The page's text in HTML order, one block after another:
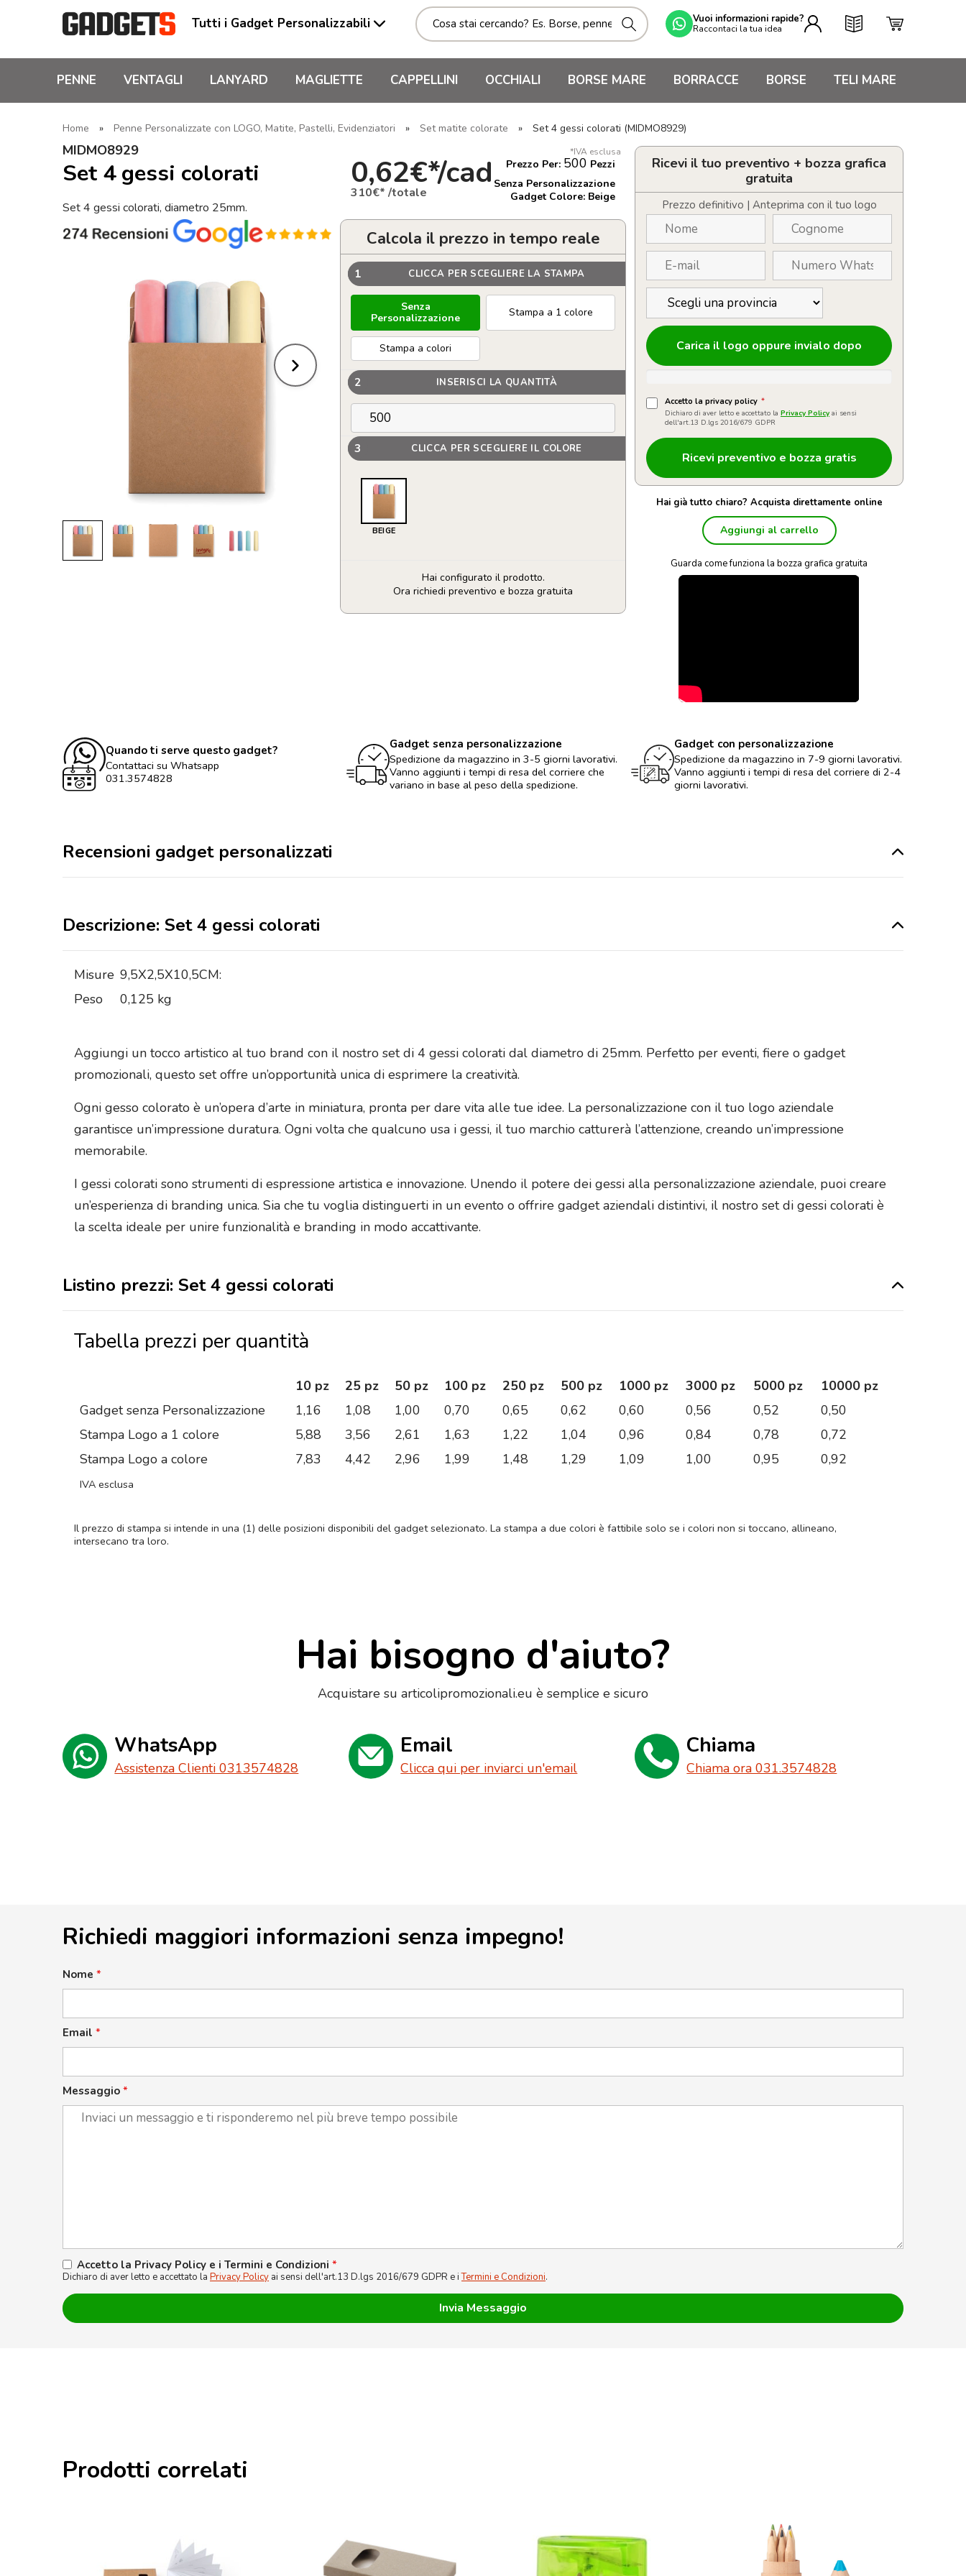
Tutti i Gadget Personalizzabili Vuoi informazioni rapide?
Raccontaci la tua idea
PENNE VENTAGLI LANYARD MAGLIETTE CAPPELLINI OCCHIALI BORSE MARE BORRACCE BORSE TELI MARE
Home » Penne Personalizzate con LOGO, Matite, Pastelli, Evidenziatori » Set matite colorate » Set 4 gessi colorati (MIDMO8929)
MIDMO8929
Set 4 gessi colorati
Set 4 gessi colorati, diametro 25mm.
*IVA esclusa
0,62€*/cad
310€* /totale
Prezzo Per: 500 Pezzi
Senza Personalizzazione
Gadget Colore: Beige
Calcola il prezzo in tempo reale
1 CLICCA PER SCEGLIERE LA STAMPA
Senza
Personalizzazione
Stampa a 1 colore
Stampa a colori
2 INSERISCI LA QUANTITÀ
3 CLICCA PER SCEGLIERE IL COLORE
BEIGE
Hai configurato il prodotto.
Ora richiedi preventivo e bozza gratuita
Set
Ricevi il tuo preventivo + bozza grafica
gratuita
Prezzo definitivo | Anteprima con il tuo logo
Carica il logo oppure invialo dopo
Accetto la privacy policy *
Dichiaro di aver letto e accettato la Privacy Policy ai sensi
dell'art.13 D.lgs 2016/679 GDPR
Hai già tutto chiaro? Acquista direttamente online
Aggiungi al carrello
Guarda come funziona la bozza grafica gratuita
Quando ti serve questo gadget?
Contattaci su Whatsapp
031.3574828
Gadget senza personalizzazione
Spedizione da magazzino in 3-5 giorni lavorativi.
Vanno aggiunti i tempi di resa del corriere che
variano in base al peso della spedizione.
Gadget con personalizzazione
Spedizione da magazzino in 7-9 giorni lavorativi.
Vanno aggiunti i tempi di resa del corriere di 2-4
giorni lavorativi.
Recensioni gadget personalizzati
Descrizione: Set 4 gessi colorati
Misure 9,5X2,5X10,5CM:
Peso
0,125 kg
Aggiungi un tocco artistico al tuo brand con il nostro set di 4 gessi colorati dal diametro di 25mm. Perfetto per eventi, fiere o gadget
promozionali, questo set offre un’opportunità unica di esprimere la creatività.
Ogni gesso colorato è un’opera d’arte in miniatura, pronta per dare vita alle tue idee. La personalizzazione con il tuo logo aziendale
garantisce un’impressione duratura. Ogni volta che qualcuno usa i gessi, il tuo marchio catturerà l’attenzione, creando un’impressione
memorabile.
I gessi colorati sono strumenti di espressione artistica e innovazione. Unendo il potere dei gessi alla personalizzazione aziendale, puoi creare
un’esperienza di branding unica. Sia che tu voglia distinguerti in un evento o offrire gadget aziendali distintivi, il nostro set di gessi colorati è
la scelta ideale per unire funzionalità e branding in modo accattivante.
Listino prezzi: Set 4 gessi colorati
Tabella prezzi per quantità
10 pz 25 pz 50 pz 100 pz 250 pz 500 pz 1000 pz 3000 pz 5000 pz
10000 pz
Gadget senza Personalizzazione
1,16 1,08 1,00 0,70 0,65 0,62 0,60 0,56 0,52
0,50
Stampa Logo a 1 colore
5,88 3,56 2,61 1,63 1,22 1,04 0,96 0,84 0,78
0,72
Stampa Logo a colore
7,83 4,42 2,96 1,99 1,48 1,29 1,09 1,00 0,95 0,92
IVA esclusa
Il prezzo di stampa si intende in una (1) delle posizioni disponibili del gadget selezionato. La stampa a due colori è fattibile solo se i colori non si toccano, allineano,
intersecano tra loro.
Hai bisogno d'aiuto?
Acquistare su articolipromozionali.eu è semplice e sicuro
WhatsApp
Assistenza Clienti 0313574828
Email
Clicca qui per inviarci un'email
Chiama
Chiama ora 031.3574828
Richiedi maggiori informazioni senza impegno!
Nome *
Email *
Messaggio *
Accetto la Privacy Policy e i Termini e Condizioni *
Dichiaro di aver letto e accettato la Privacy Policy ai sensi dell'art.13 D.lgs 2016/679 GDPR e iTermini e Condizioni.
Prodotti correlati